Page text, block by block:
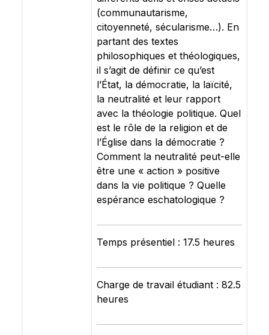
(communautarisme,
citoyenneté, sécularisme…). En
partant des textes
philosophiques et théologiques,
il s’agit de définir ce qu’est
l’État, la démocratie, la laïcité,
la neutralité et leur rapport
avec la théologie politique. Quel
est le rôle de la religion et de
l’Église dans la démocratie ?
Comment la neutralité peut-elle
être une « action » positive
dans la vie politique ?‎ Quelle
espérance eschatologique ?
Temps présentiel : 17.5 heures
Charge de travail étudiant : 82.5
heures